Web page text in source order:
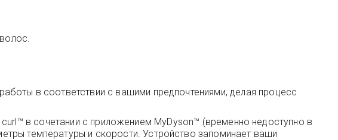
в соответствии с вашими предпочтениями, делая процесс
в сочетании с приложением MyDyson™ (временно недоступно в
температуры и скорости. Устройство запоминает ваши